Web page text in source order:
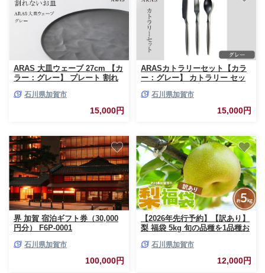
ARAS 大皿ウェーブ 27cm 【カ
ラー：グレー】 プレート 割れ
色が選べる 皿 食器 うつわ 贈り
物 ギフト 1.5万円 15000円
石川県加賀市
15,000円
ARASカトラリーセット【カラ
ー：グレー】 カトラリー セッ
れない 保証付き ARAS エイラ
ス 色が選べる 食器 贈り物 ギフ
ト 1.5万円 15000円 F6P-2029
石川県加賀市
15,000円
界 加賀 宿泊ギフト券（30,000
円分） F6P-0001
石川県加賀市
100,000円
【2026年先行予約】【訳あり】
梨 福袋 5kg 旬の品種を1品種お
当地 食品 新水 なつしずく 幸水
豊水 あきづき 新高 新興 愛宕
石川県加賀市
12,000円